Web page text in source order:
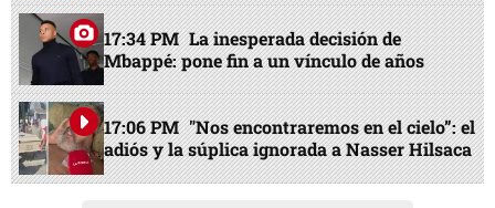
17:34 PM La inesperada decisión de
Mbappé: pone fin a un vínculo de años
17:06 PM "Nos encontraremos en el cielo”: el
adiós y la súplica ignorada a Nasser Hilsaca